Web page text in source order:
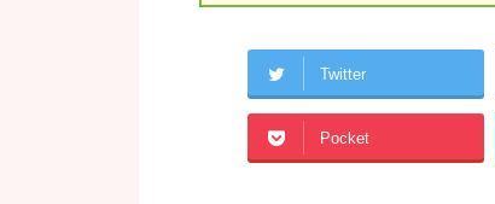
Twitter
Pocket